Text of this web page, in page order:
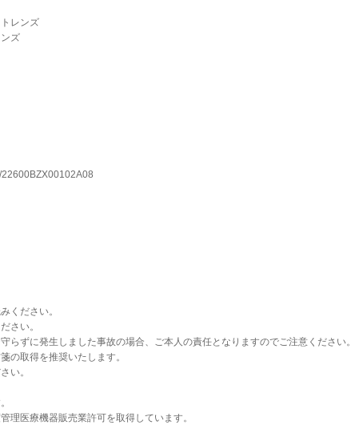
レンズ
ズ
ください。
さい。
らずに発生しました事故の場合、ご本人の責任となりますのでご注意ください。
の取得を推奨いたします。
い。
理医療機器販売業許可を取得しています。